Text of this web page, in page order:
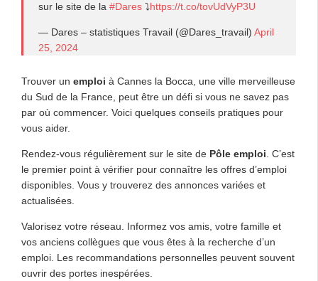
sur le site de la #Dares ⤵https://t.co/tovUdVyP3U
— Dares – statistiques Travail (@Dares_travail) April
25, 2024
Trouver un emploi à Cannes la Bocca, une ville merveilleuse
du Sud de la France, peut être un défi si vous ne savez pas
par où commencer. Voici quelques conseils pratiques pour
vous aider.
Rendez-vous régulièrement sur le site de Pôle emploi. C’est
le premier point à vérifier pour connaître les offres d’emploi
disponibles. Vous y trouverez des annonces variées et
actualisées.
Valorisez votre réseau. Informez vos amis, votre famille et
vos anciens collègues que vous êtes à la recherche d’un
emploi. Les recommandations personnelles peuvent souvent
ouvrir des portes inespérées.